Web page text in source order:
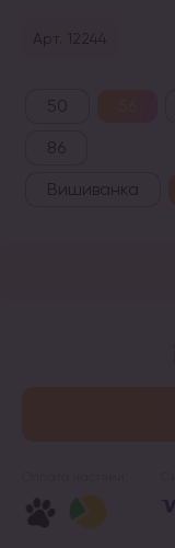
Арт. 12244
50
86
Вишиванка